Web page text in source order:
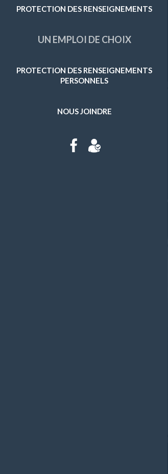
APPROVISIONNEMENT ET AUTRES COURSES
PROTECTION DES RENSEIGNEMENTS
UN EMPLOI DE CHOIX
PROTECTION DES RENSEIGNEMENTS
PERSONNELS
NOUS JOINDRE
FACEBOOK